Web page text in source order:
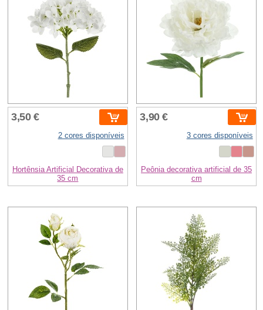
3,50 €
2 cores disponíveis
Hortênsia Artificial Decorativa de
35 cm
3,90 €
3 cores disponíveis
Peônia decorativa artificial de 35
cm